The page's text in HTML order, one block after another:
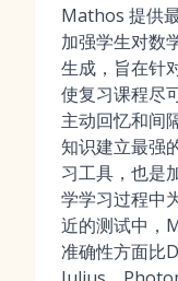
Mathos 提供
加强学生对数
生成，旨在针
使复习课程尽
主动回忆和间
知识建立最强
习工具，也是
学学习过程中
近的测试中，
准确性方面比